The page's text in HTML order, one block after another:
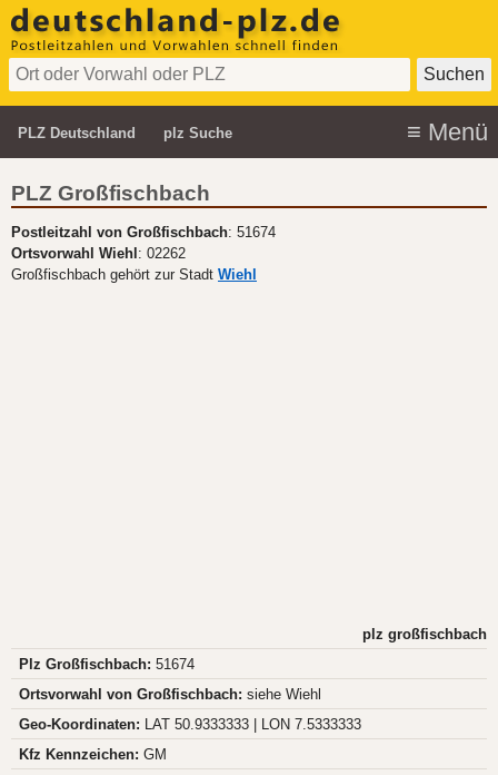
PLZ Deutschland plz Suche
PLZ Großfischbach
Postleitzahl von Großfischbach: 51674
Ortsvorwahl Wiehl : 02262
Großfischbach gehört zur Stadt Wiehl
plz großfischbach
Plz Großfischbach: 51674
Ortsvorwahl von Großfischbach: siehe Wiehl
Geo-Koordinaten: LAT 50.9333333 | LON 7.5333333
Kfz Kennzeichen: GM